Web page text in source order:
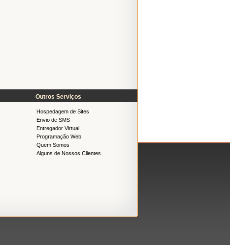
Outros Serviços
Hospedagem de Sites
Envio de SMS
Entregador Virtual
Programação Web
Quem Somos
Alguns de Nossos Clientes